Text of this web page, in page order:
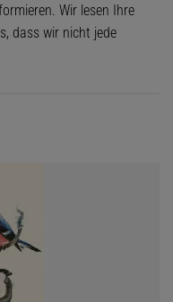
Wir lesen Ihre
dass wir nicht jede